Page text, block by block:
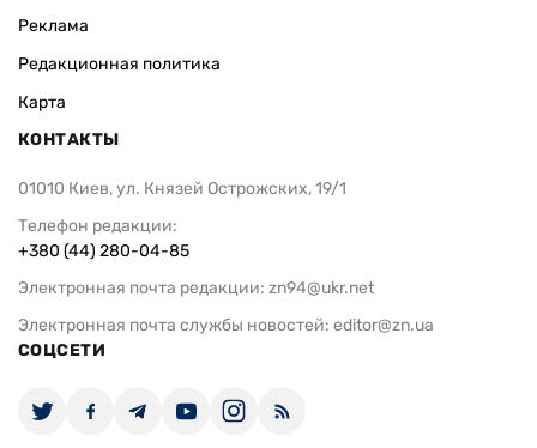
Реклама
Редакционная политика
Карта
КОНТАКТЫ
01010 Киев, ул. Князей Острожских, 19/1
Телефон редакции:
+380 (44) 280-04-85
Электронная почта редакции: zn94@ukr.net
Электронная почта службы новостей: editor@zn.ua
СОЦСЕТИ